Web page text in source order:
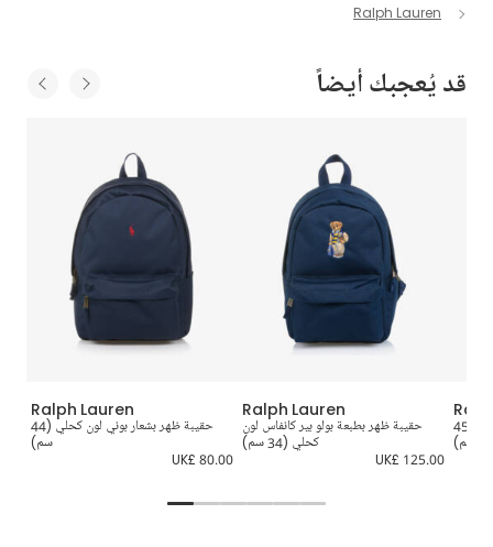
Ralph Lauren
قد يُعجبك أيضاً
Ralph Lauren
حقيبة ظهر بشعار بوني لون كحلي (44
سم)
UK£ 80.00
Ralph Lauren
حقيبة ظهر بطبعة بولو بير كانفاس لون
كحلي (34 سم)
UK£ 125.00
حقيبة ظهر بشعار بوني كانفاس لون(45
سم)